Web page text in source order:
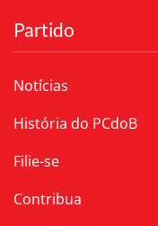
Partido
Notícias
História do PCdoB
Filie-se
Contribua